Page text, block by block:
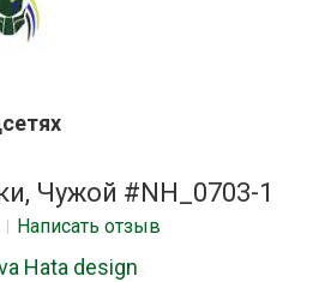
Чужой #NH_0703-1
Написать отзыв
Hata design